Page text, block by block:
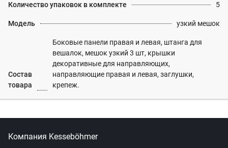
Количество упаковок в комплекте 5
Модель узкий мешок
Состав
товара
Боковые панели правая и левая, штанга для
вешалок, мешок узкий 3 шт, крышки
декоративные для направляющих,
направляющие правая и левая, заглушки,
крепеж.
Компания Kesseböhmer